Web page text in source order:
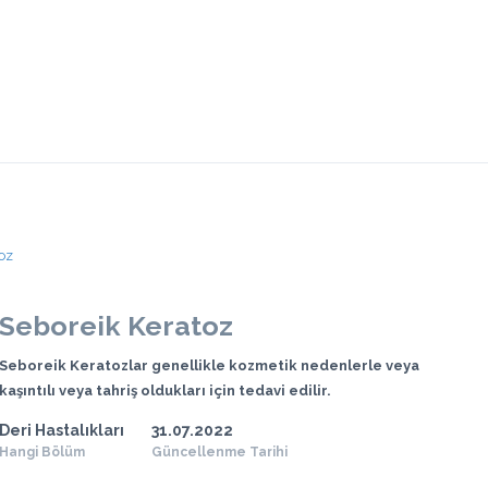
Seboreik Keratoz
Seboreik Keratozlar genellikle kozmetik nedenlerle veya
kaşıntılı veya tahriş oldukları için tedavi edilir.
Deri Hastalıkları
Hangi Bölüm
31.07.2022
Güncellenme Tarihi